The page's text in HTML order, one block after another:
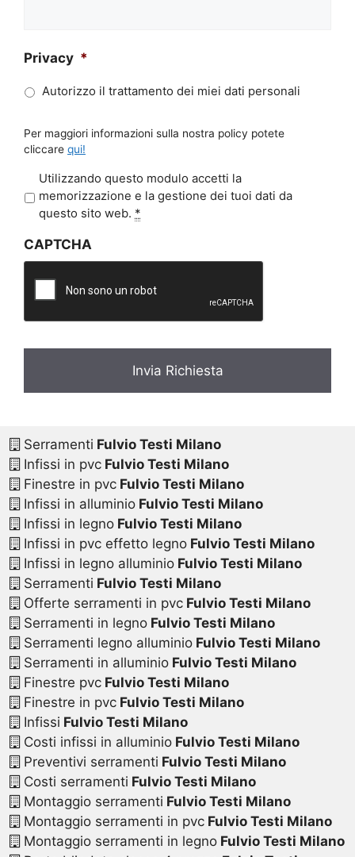
Privacy *
Autorizzo il trattamento dei miei dati personali
Per maggiori informazioni sulla nostra policy potete
cliccare qui!
r
a
c
*
Utilizzando questo modulo accetti la
memorizzazione e la gestione dei tuoi dati da
questo sito web. *
CAPTCHA
Serramenti Fulvio Testi Milano
Infissi in pvcFulvio Testi Milano
Finestre in pvcFulvio Testi Milano
Infissi in alluminioFulvio Testi Milano
Infissi in legnoFulvio Testi Milano
Infissi in pvc effetto legnoFulvio Testi Milano
Infissi in legno alluminioFulvio Testi Milano
Serramenti Fulvio Testi Milano
Offerte serramenti in pvcFulvio Testi Milano
Serramenti in legnoFulvio Testi Milano
Serramenti legno alluminioFulvio Testi Milano
Serramenti in alluminioFulvio Testi Milano
Finestre pvcFulvio Testi Milano
Finestre in pvcFulvio Testi Milano
Infissi Fulvio Testi Milano
Costi infissi in alluminioFulvio Testi Milano
Preventivi serramenti Fulvio Testi Milano
Costi serramenti Fulvio Testi Milano
Montaggio serramenti Fulvio Testi Milano
Montaggio serramenti in pvcFulvio Testi Milano
Montaggio serramenti in legnoFulvio Testi Milano